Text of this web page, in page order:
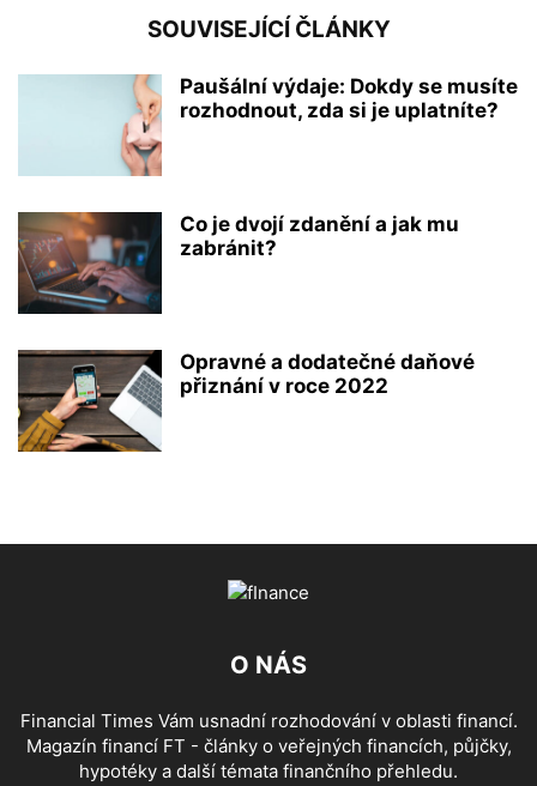
SOUVISEJÍCÍ ČLÁNKY
Paušální výdaje: Dokdy se musíte
rozhodnout, zda si je uplatníte?
Co je dvojí zdanění a jak mu
zabránit?
Opravné a dodatečné daňové
přiznání v roce 2022
O NÁS
Financial Times Vám usnadní rozhodování v oblasti financí.
Magazín financí FT - články o veřejných financích, půjčky,
hypotéky a další témata finančního přehledu.